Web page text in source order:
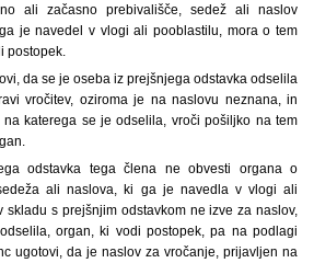
ali začasno prebivališče, sedež ali naslov
je navedel v vlogi ali pooblastilu, mora o tem
postopek.
da se je oseba iz prejšnjega odstavka odselila
vročitev, oziroma je na naslovu neznana, in
katerega se je odselila, vroči pošiljko na tem
odstavka tega člena ne obvesti organa o
ali naslova, ki ga je navedla v vlogi ali
skladu s prejšnjim odstavkom ne izve za naslov,
organ, ki vodi postopek, pa na podlagi
ugotovi, da je naslov za vročanje, prijavljen na